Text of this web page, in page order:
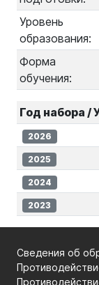
Уровень
образования:
Форма
обучения:
Год набора /
2026
2025
2024
2023
Сведения об